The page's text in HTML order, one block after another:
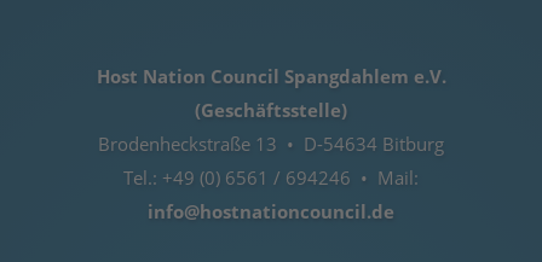
Host Nation Council Spangdahlem e.V.
(Geschäftsstelle)
Brodenheckstraße 13 • D-54634 Bitburg
Tel.: +49 (0) 6561 / 694246 • Mail:
info@hostnationcouncil.de